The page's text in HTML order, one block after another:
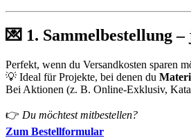
💌 1. Sammelbestellung
Perfekt, wenn du Versandkosten sparen
💡 Ideal für Projekte, bei denen du
Bei Aktionen (z. B. Online-Exklusiv,
👉 Du möchtest mitbestellen?
Zum Bestellformular